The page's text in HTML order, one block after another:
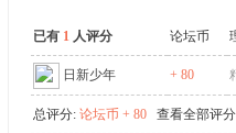
已有 1 人评分 论坛币
日新少年 + 80
总评分: 论坛币 + 80 查看全部评分